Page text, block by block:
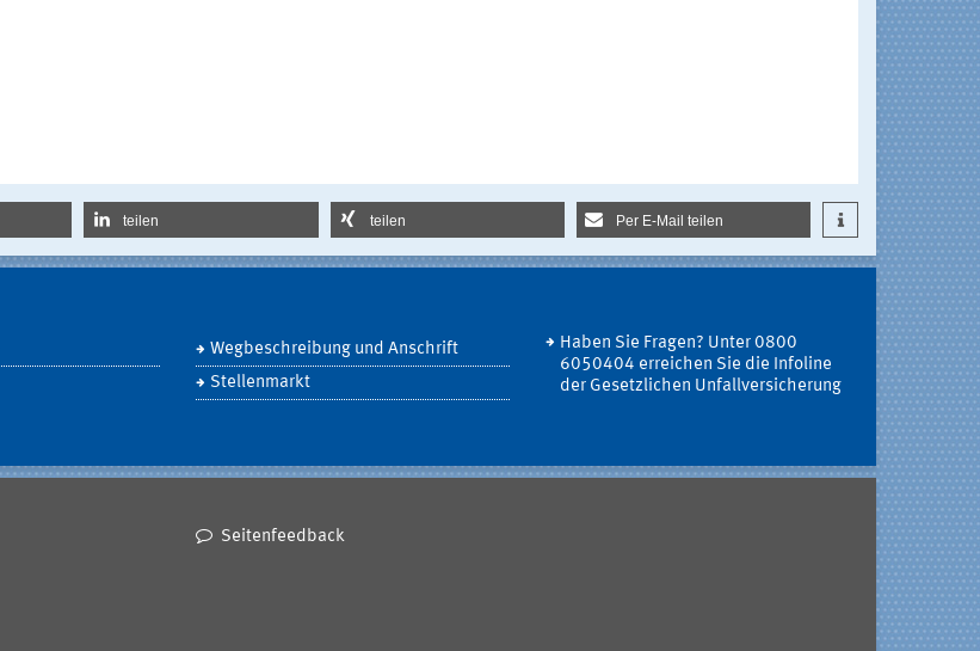
teilen teilen Per E-Mail teilen
Wegbeschreibung und Anschrift
Stellenmarkt
Haben Sie Fragen? Unter 0800
6050404 erreichen Sie die Infoline
der Gesetzlichen Unfallversicherung
Seitenfeedback